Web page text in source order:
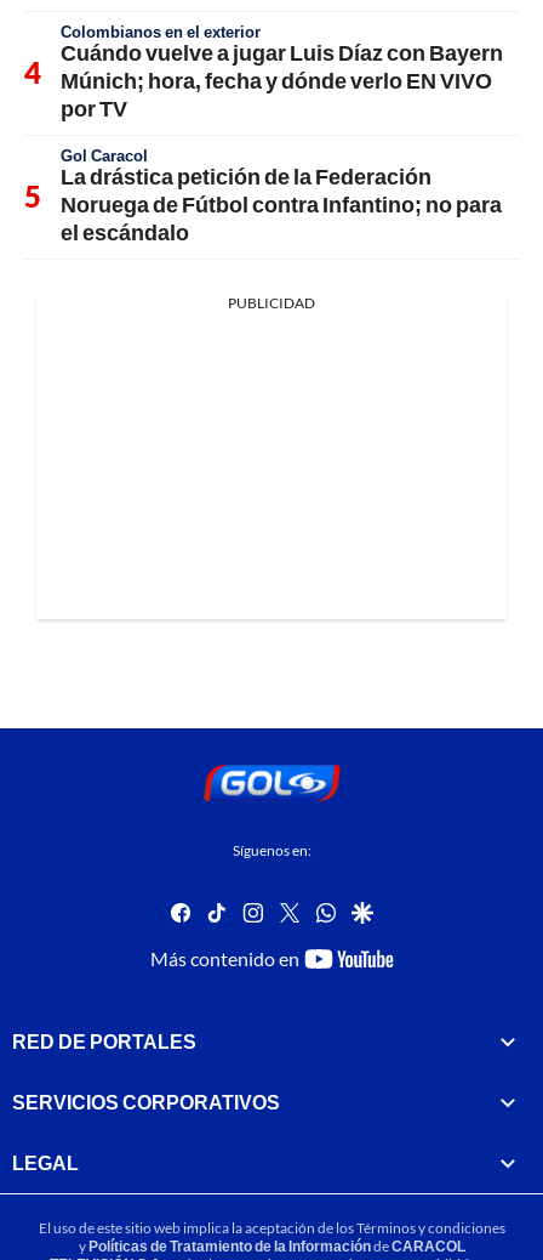
Colombianos en el exterior
Cuándo vuelve a jugar Luis Díaz con Bayern
Múnich; hora, fecha y dónde verlo EN VIVO
por TV
Gol Caracol
La drástica petición de la Federación
Noruega de Fútbol contra Infantino; no para
el escándalo
PUBLICIDAD
Síguenos en:
facebook
tiktok instagram
twitterwhatsapp
google
Más contenido en
youtube-
RED DE PORTALES
SERVICIOS CORPORATIVOS
LEGAL
El uso de este sitio web implica la aceptación de losTérminos y condiciones
yPolíticas de Tratamiento de la InformacióndeCARACOL